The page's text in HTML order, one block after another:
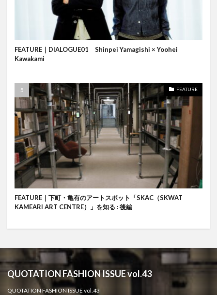
FEATURE｜DIALOGUE01 Shinpei Yamagishi × Yoohei
Kawakami
FEATURE
FEATURE｜下町・亀有のアートスポット「SKAC（SKWAT
KAMEARI ART CENTRE）」を知る : 後編
QUOTATION FASHION ISSUE vol.43
QUOTATION FASHION ISSUE vol.43